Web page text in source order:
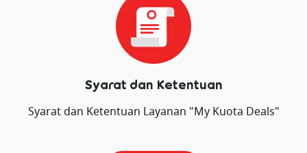
Syarat dan Ketentuan
Syarat dan Ketentuan Layanan "My Kuota Deals"